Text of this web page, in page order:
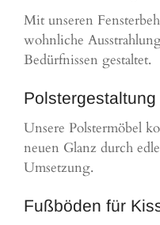
Mit unseren
wohnliche
Bedürfnissen gestaltet.
Polstergestaltung
Unsere Polstermöbel
neuen Glanz durch
Umsetzung.
Fußböden für